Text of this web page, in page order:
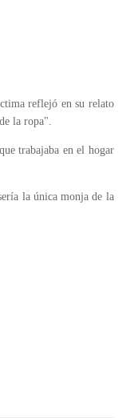
reflejó en su relato
la ropa".
trabajaba en el hogar
la única monja de la